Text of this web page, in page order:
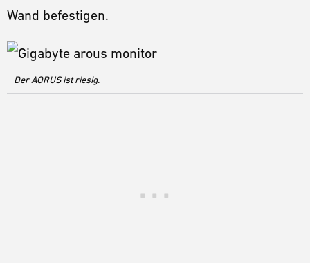
Wand befestigen.
Der AORUS ist riesig.